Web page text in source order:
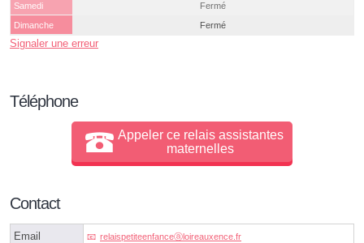
Samedi
Fermé
Dimanche
Fermé
Signaler une erreur
Téléphone
Appeler ce relais assistantes
maternelles
Contact
Email relaispetiteenfanceⓐloireauxence.fr